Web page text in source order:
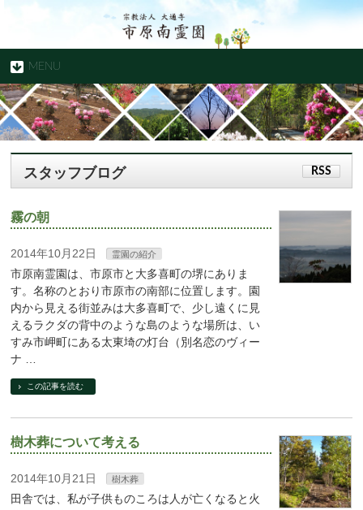
MENU
スタッフブログ RSS
霧の朝
2014年10月22日 霊園の紹介
市原南霊園は、市原市と大多喜町の堺にありま
す。名称のとおり市原市の南部に位置します。園
内から見える街並みは大多喜町で、少し遠くに見
えるラクダの背中のような島のような場所は、い
すみ市岬町にある太東埼の灯台（別名恋のヴィー
ナ …
この記事を読む
樹木葬について考える
2014年10月21日 樹木葬
田舎では、私が子供ものころは人が亡くなると火